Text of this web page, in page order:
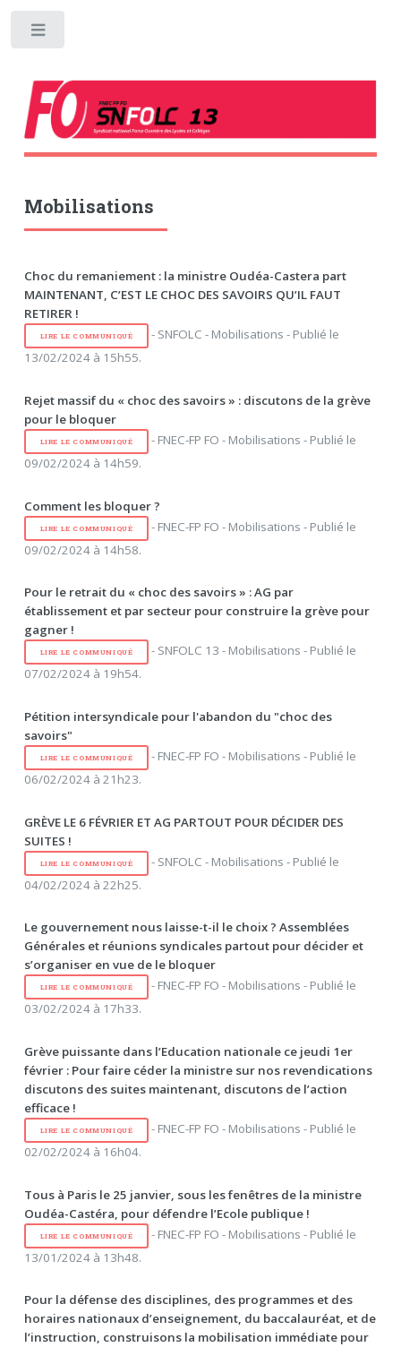
Mobilisations
Choc du remaniement : la ministre Oudéa-Castera part
MAINTENANT, C’EST LE CHOC DES SAVOIRS QU’IL FAUT
RETIRER !
LIRE LE COMMUNIQUÉ
- SNFOLC - Mobilisations - Publié le
13/02/2024 à 15h55.
Rejet massif du « choc des savoirs » : discutons de la grève
pour le bloquer
LIRE LE COMMUNIQUÉ
- FNEC-FP FO - Mobilisations - Publié le
09/02/2024 à 14h59.
Comment les bloquer ?
LIRE LE COMMUNIQUÉ
- FNEC-FP FO - Mobilisations - Publié le
09/02/2024 à 14h58.
Pour le retrait du « choc des savoirs » : AG par
établissement et par secteur pour construire la grève pour
gagner !
LIRE LE COMMUNIQUÉ
- SNFOLC 13 - Mobilisations - Publié le
07/02/2024 à 19h54.
Pétition intersyndicale pour l'abandon du "choc des
savoirs"
LIRE LE COMMUNIQUÉ
- FNEC-FP FO - Mobilisations - Publié le
06/02/2024 à 21h23.
GRÈVE LE 6 FÉVRIER ET AG PARTOUT POUR DÉCIDER DES
SUITES !
LIRE LE COMMUNIQUÉ
- SNFOLC - Mobilisations - Publié le
04/02/2024 à 22h25.
Le gouvernement nous laisse-t-il le choix ? Assemblées
Générales et réunions syndicales partout pour décider et
s’organiser en vue de le bloquer
LIRE LE COMMUNIQUÉ
- FNEC-FP FO - Mobilisations - Publié le
03/02/2024 à 17h33.
Grève puissante dans l’Education nationale ce jeudi 1er
février : Pour faire céder la ministre sur nos revendications
discutons des suites maintenant, discutons de l’action
efficace !
LIRE LE COMMUNIQUÉ
- FNEC-FP FO - Mobilisations - Publié le
02/02/2024 à 16h04.
Tous à Paris le 25 janvier, sous les fenêtres de la ministre
Oudéa-Castéra, pour défendre l’Ecole publique !
LIRE LE COMMUNIQUÉ
- FNEC-FP FO - Mobilisations - Publié le
13/01/2024 à 13h48.
Pour la défense des disciplines, des programmes et des
horaires nationaux d’enseignement, du baccalauréat, et de
l’instruction, construisons la mobilisation immédiate pour